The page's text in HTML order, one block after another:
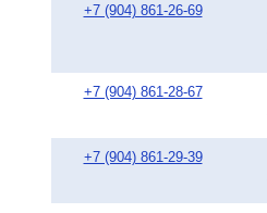
+7 (904) 861-26-69
+7 (904) 861-28-67
+7 (904) 861-29-39